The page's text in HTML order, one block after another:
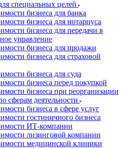
специальных целей
бизнеса для банка
бизнеса для нотариуса
бизнеса для передачи в
управление
бизнеса для продажи
бизнеса для страховой
бизнеса для суда
бизнеса перед покупкой
бизнеса при реорганизации
сферам деятельности
бизнеса в сфере услуг
гостиничного бизнеса
ИТ-компании
лизинговой компании
медицинской клиники